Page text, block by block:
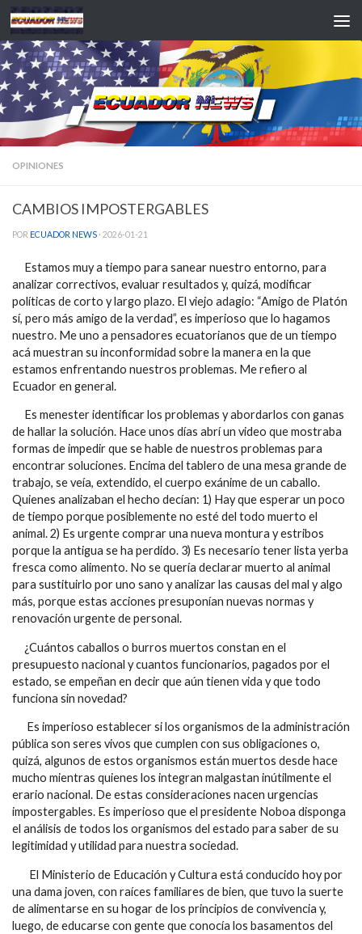
Saltar al contenido
OPINIONES
CAMBIOS IMPOSTERGABLES
POR ECUADOR NEWS · 2026-01-21
Estamos muy a tiempo para sanear nuestro entorno, para
analizar correctivos, evaluar resultados y, quizá, modificar
políticas de corto y largo plazo. El viejo adagio: “Amigo de Platón
sí, pero más amigo de la verdad”, es imperioso que lo hagamos
nuestro. Me uno a pensadores ecuatorianos que de un tiempo
acá muestran su inconformidad sobre la manera en la que
estamos enfrentando nuestros problemas. Me refiero al
Ecuador en general.
Es menester identificar los problemas y abordarlos con ganas
de hallar la solución. Hace unos días abrí un video que mostraba
formas de impedir que se hable de nuestros problemas para
encontrar soluciones. Encima del tablero de una mesa grande de
trabajo, se veía, extendido, el cuerpo exánime de un caballo.
Quienes analizaban el hecho decían: 1) Hay que esperar un poco
de tiempo porque posiblemente no esté del todo muerto el
animal. 2) Es urgente comprar una nueva montura y estribos
porque la antigua se ha perdido. 3) Es necesario tener lista yerba
fresca como alimento. No se quería declarar muerto al animal
para sustituirlo por uno sano y analizar las causas del mal y algo
más, porque estas acciones presuponían nuevas normas y
renovación urgente de personal.
¿Cuántos caballos o burros muertos constan en el
presupuesto nacional y cuantos funcionarios, pagados por el
estado, se empeñan en decir que aún tienen vida y que todo
funciona sin novedad?
Es imperioso establecer si los organismos de la administración
pública son seres vivos que cumplen con sus obligaciones o,
quizá, algunos de estos organismos están muertos desde hace
mucho mientras quienes los integran malgastan inútilmente el
erario nacional. De estas consideraciones nacen urgencias
impostergables. Es imperioso que el presidente Noboa disponga
el análisis de todos los organismos del estado para saber de su
legitimidad y utilidad para nuestra sociedad.
El Ministerio de Educación y Cultura está conducido hoy por
una dama joven, con raíces familiares de bien, que tuvo la suerte
de alimentarse en su hogar de los principios de convivencia y,
luego, de educarse con gente que conocía los basamentos del